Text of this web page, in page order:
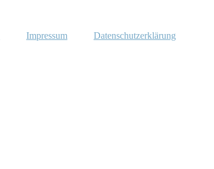
Impressum Datenschutzerklärung